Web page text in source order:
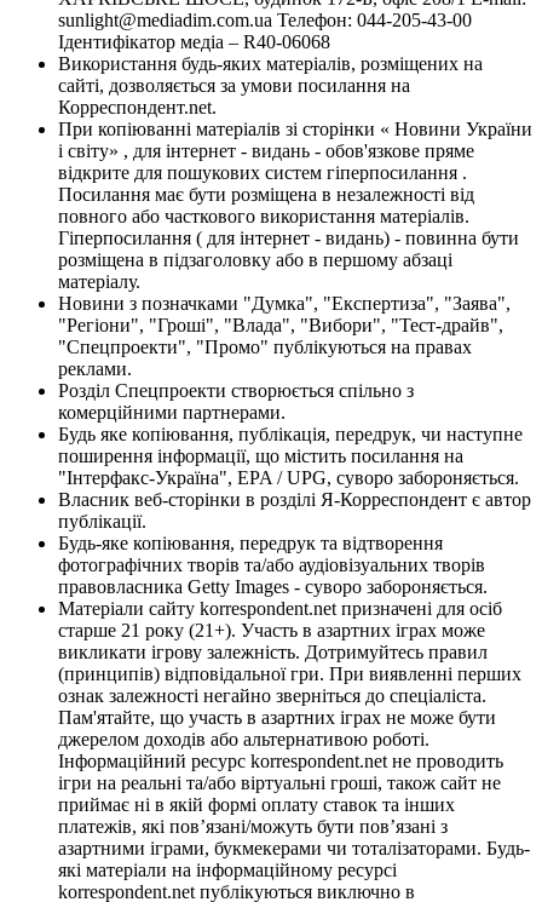
sunlight@mediadim.com.ua Телефон: 044-205-43-00
Ідентифікатор медіа – R40-06068
Використання будь-яких матеріалів, розміщених на
сайті, дозволяється за умови посилання на
Корреспондент.net.
При копіюванні матеріалів зі сторінки « Новини України
і світу» , для інтернет - видань - обов'язкове пряме
відкрите для пошукових систем гіперпосилання .
Посилання має бути розміщена в незалежності від
повного або часткового використання матеріалів.
Гіперпосилання ( для інтернет - видань) - повинна бути
розміщена в підзаголовку або в першому абзаці
матеріалу.
Новини з позначками "Думка", "Експертиза", "Заява",
"Регіони", "Гроші", "Влада", "Вибори", "Тест-драйв",
"Спецпроекти", "Промо" публікуються на правах
реклами.
Розділ Спецпроекти створюється спільно з
комерційними партнерами.
Будь яке копіювання, публікація, передрук, чи наступне
поширення інформації, що містить посилання на
"Інтерфакс-Україна", EPA / UPG, суворо забороняється.
Власник веб-сторінки в розділі Я-Корреспондент є автор
публікації.
Будь-яке копіювання, передрук та відтворення
фотографічних творів та/або аудіовізуальних творів
правовласника Getty Images - суворо забороняється.
Матеріали сайту korrespondent.net призначені для осіб
старше 21 року (21+). Участь в азартних іграх може
викликати ігрову залежність. Дотримуйтесь правил
(принципів) відповідальної гри. При виявленні перших
ознак залежності негайно зверніться до спеціаліста.
Пам'ятайте, що участь в азартних іграх не може бути
джерелом доходів або альтернативою роботі.
Інформаційний ресурс korrespondent.net не проводить
ігри на реальні та/або віртуальні гроші, також сайт не
приймає ні в якій формі оплату ставок та інших
платежів, які пов’язані/можуть бути пов’язані з
азартними іграми, букмекерами чи тоталізаторами. Будь-
які матеріали на інформаційному ресурсі
korrespondent.net публікуються виключно в